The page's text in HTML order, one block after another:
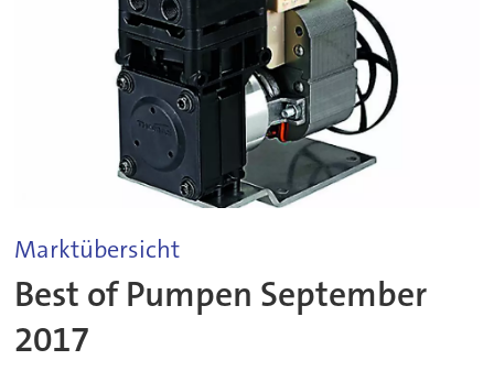
Marktübersicht
Best of Pumpen September
2017